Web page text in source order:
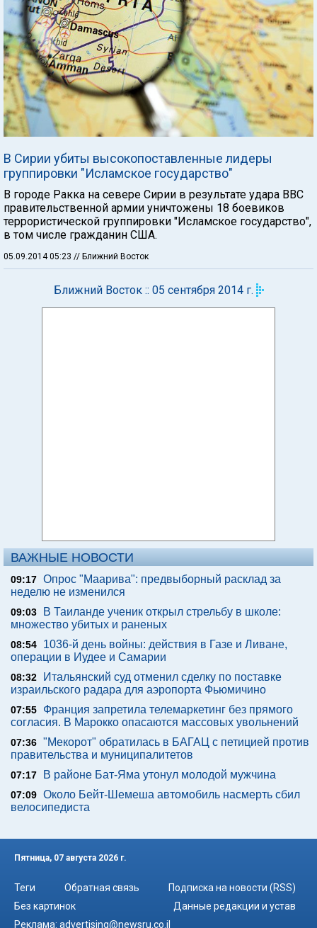
В Сирии убиты высокопоставленные лидеры
группировки "Исламское государство"
В городе Ракка на севере Сирии в результате удара ВВС
правительственной армии уничтожены 18 боевиков
террористической группировки "Исламское государство",
в том числе гражданин США.
05.09.2014 05:23 // Ближний Восток
Ближний Восток :: 05 сентября 2014 г.
ВАЖНЫЕ НОВОСТИ
09:17 Опрос "Mаарива": предвыборный расклад за
неделю не изменился
09:03
В Таиланде ученик открыл стрельбу в школе:
множество убитых и раненых
08:54
1036-й день войны: действия в Газе и Ливане,
операции в Иудее и Самарии
08:32
Итальянский суд отменил сделку по поставке
израильского радара для аэропорта Фьюмичино
07:55
Франция запретила телемаркетинг без прямого
согласия. В Марокко опасаются массовых увольнений
07:36 "Мекорот" обратилась в БАГАЦ с петицией против
правительства и муниципалитетов
07:17 В районе Бат-Яма утонул молодой мужчина
07:09 Около Бейт-Шемеша автомобиль насмерть сбил
велосипедиста
Пятница, 07 августа 2026 г.
Теги Обратная связь
Подписка на новости (RSS)
Без картинок
Данные редакции и устав
Реклама: advertising@newsru.co.il